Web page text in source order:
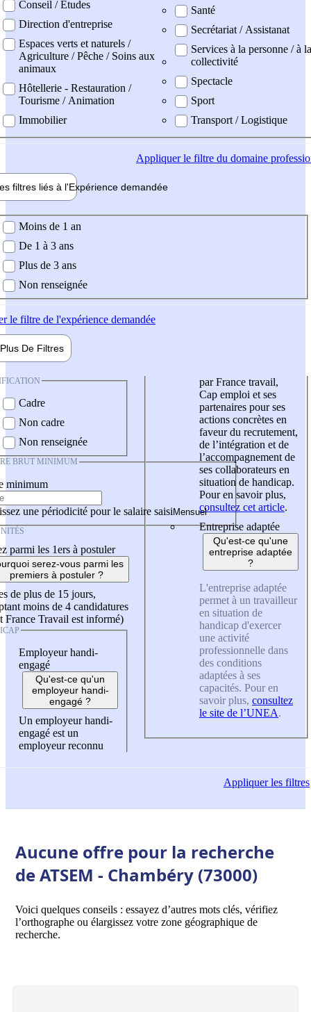
Conseil / Etudes
Direction d'entreprise
Espaces verts et naturels /
Agriculture / Pêche / Soins aux
animaux
Hôtellerie - Restauration /
Tourisme / Animation
Immobilier
Santé
Secrétariat / Assistanat
Services à la personne / à la
collectivité
Spectacle
Sport
Transport / Logistique
Appliquerle filtre du domaine
filtres liés à l'Expérience demandée
demandée
Moins de 1 an
De 1 à 3 ans
Plus de 3 ans
Non renseignée
le filtre de l'expérience demandée
Plus De Filtres
Cadre
Non cadre
Non renseignée
BRUT MINIMUM
minimum
une périodicité pour le salaire saisi
parmi les 1ers à postuler
serez-vous parmi les
premiers à postuler ?
de plus de 15 jours,
moins de 4 candidatures
France Travail est informé)
Employeur handi-
engagé
Qu'est-ce qu'un
employeur handi-
engagé ?
Un employeur handi-
engagé est un
employeur reconnu
par France travail,
Cap emploi et ses
partenaires pour ses
actions concrètes en
faveur du recrutement,
de l’intégration et de
l’accompagnement de
ses collaborateurs en
situation de handicap.
Pour en savoir plus,
consultez cet article.
Entreprise adaptée
Qu'est-ce qu'une
entreprise adaptée
?
L'entreprise adaptée
permet à un travailleur
en situation de
handicap d'exercer
une activité
professionnelle dans
des conditions
adaptées à ses
capacités. Pour en
savoir plus, consultez
le site de l’UNEA.
Appliquerles filtres
Aucune offre pour la recherche
de ATSEM - Chambéry (73000)
Voici quelques conseils : essayez d’autres mots clés, vérifiez
l’orthographe ou élargissez votre zone géographique de
recherche.